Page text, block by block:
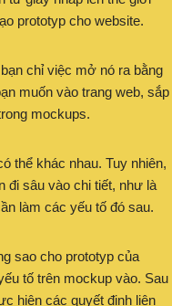
prototyp cho website.
chỉ việc mở nó ra bằng
muốn vào trang web, sắp
mockups.
thể khác nhau. Tuy nhiên,
đi sâu vào chi tiết, như là
làm các yếu tố đó sau.
sao cho prototyp của
tố trên mockup vào. Sau
hiện các quyết định liên